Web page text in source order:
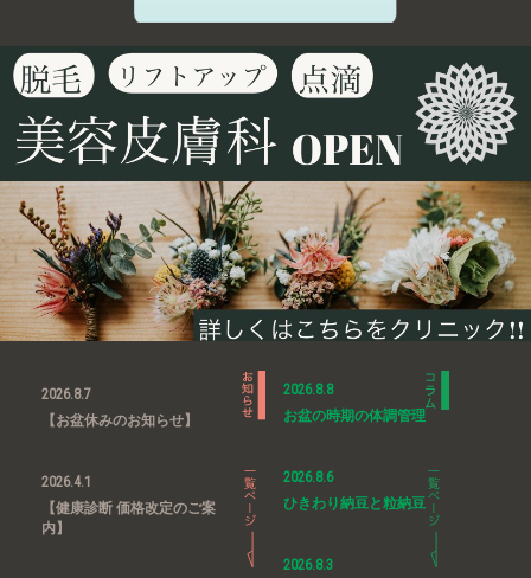
2026.8.7
【お盆休みのお知らせ】
2026.4.1
【健康診断 価格改定のご案
内】
2026.8.8
お盆の時期の体調管理
2026.8.6
ひきわり納豆と粒納豆
2026.8.3